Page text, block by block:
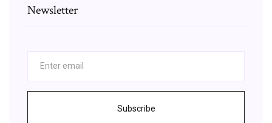
Newsletter
Subscribe